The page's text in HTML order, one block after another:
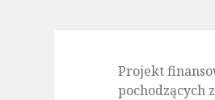
Projekt
pochodzących